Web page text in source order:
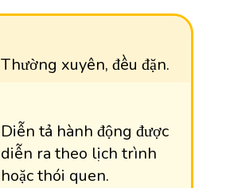
Thường xuyên, đều đặn.
Diễn tả hành động được
diễn ra theo lịch trình
hoặc thói quen.